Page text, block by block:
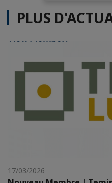
PLUS
17/03/2026